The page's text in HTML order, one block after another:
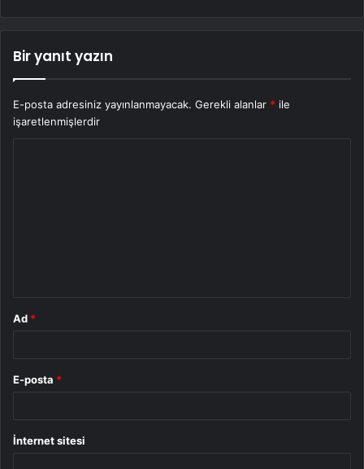
Bir yanıt yazın
E-posta adresiniz yayınlanmayacak. Gerekli alanlar * ile
işaretlenmişlerdir
Ad *
E-posta *
İnternet sitesi